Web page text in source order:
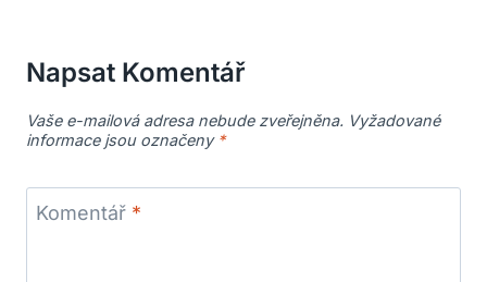
Napsat Komentář
Vaše e-mailová adresa nebude zveřejněna. Vyžadované
informace jsou označeny *
Komentář *